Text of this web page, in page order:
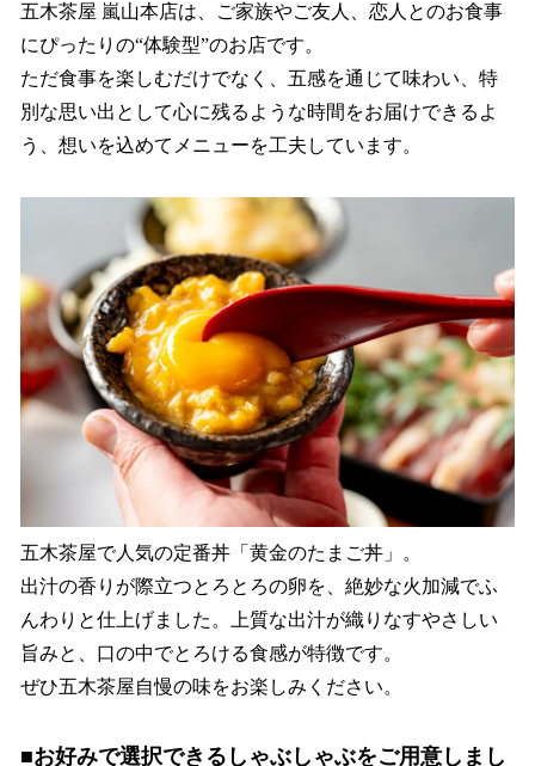
五木茶屋 嵐山本店は、ご家族やご友人、恋人とのお食事
にぴったりの“体験型”のお店です。
ただ食事を楽しむだけでなく、五感を通じて味わい、特
別な思い出として心に残るような時間をお届けできるよ
う、想いを込めてメニューを工夫しています。
五木茶屋で人気の定番丼「黄金のたまご丼」。
出汁の香りが際立つとろとろの卵を、絶妙な火加減でふ
んわりと仕上げました。上質な出汁が織りなすやさしい
旨みと、口の中でとろける食感が特徴です。
ぜひ五木茶屋自慢の味をお楽しみください。
■お好みで選択できるしゃぶしゃぶをご用意しまし